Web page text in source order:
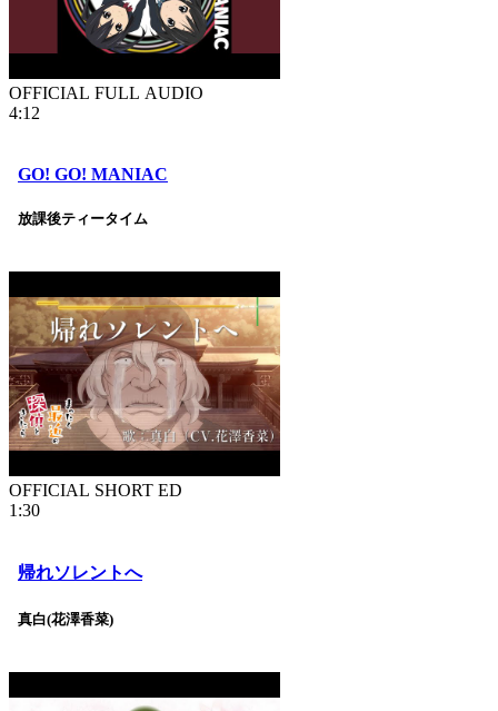
OFFICIAL FULL AUDIO
4:12
GO! GO! MANIAC
放課後ティータイム
OFFICIAL SHORT ED
1:30
帰れソレントへ
真白(花澤香菜)